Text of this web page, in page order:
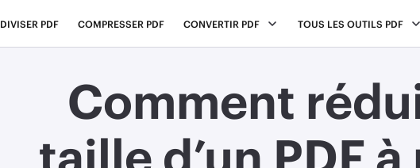
DIVISER PDF COMPRESSER PDF CONVERTIR PDF TOUS LES OUTILS PDF
Comment
taille d’un PDF